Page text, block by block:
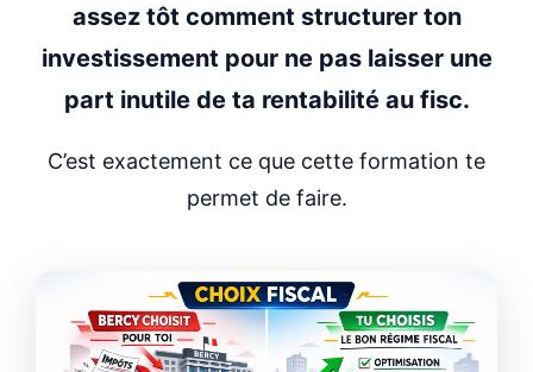
assez tôt comment structurer ton
investissement pour ne pas laisser une
part inutile de ta rentabilité au fisc.
C’est exactement ce que cette formation te
permet de faire.